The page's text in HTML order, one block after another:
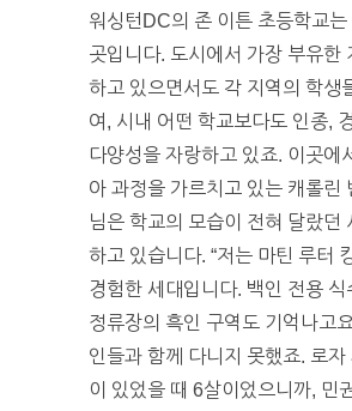
워싱턴DC의 존 이튼 초등학교
곳입니다. 도시에서 가장 부유한
하고 있으면서도 각 지역의 학생
여, 시내 어떤 학교보다도 인종,
다양성을 자랑하고 있죠. 이곳에
아 과정을 가르치고 있는 캐롤린
님은 학교의 모습이 전혀 달랐던
하고 있습니다. “저는 마틴 루터
경험한 세대입니다. 백인 전용 식
정류장의 흑인 구역도 기억나고
인들과 함께 다니지 못했죠. 로자
이 있었을 때 6살이었으니까, 민